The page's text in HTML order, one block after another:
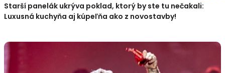
Starší panelák ukrýva poklad, ktorý by ste tu nečakali:
Luxusná kuchyňa aj kúpeľňa ako z novostavby!